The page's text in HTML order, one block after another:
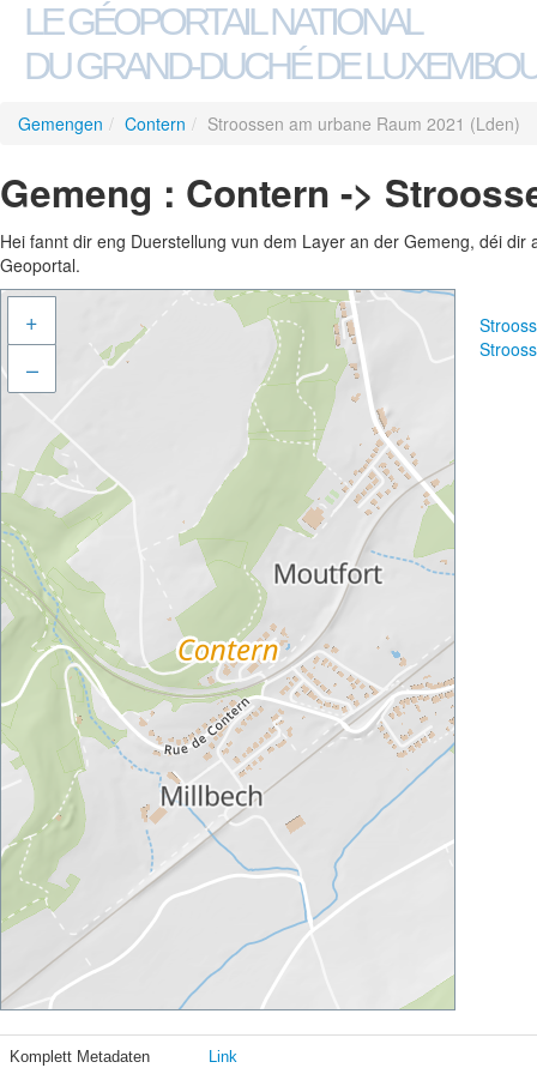
LE GÉOPORTAIL NATIONAL
DU GRAND-DUCHÉ DE
Gemengen / Contern / Stroossen am urbane Raum 2021 (Lden)
Gemeng : Contern ->
Hei fannt dir eng Duerstellung vun dem Layer an der Gemeng, déi
Geoportal.
+
–
Komplett Metadaten Link